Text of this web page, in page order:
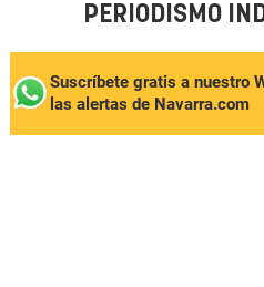
PERIODISMO
Suscríbete gratis a nuestro
las alertas de Navarra.com